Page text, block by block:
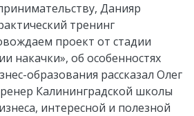
Данияр
тренинг
проект от стадии
накачки», об особенностях
образования рассказал Олег
Калининградской школы
интересной и полезной